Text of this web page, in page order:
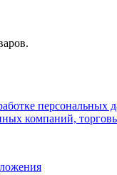
персональных
компаний,